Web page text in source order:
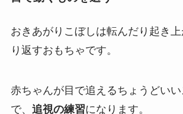
おきあがりこぼしは転んだり起き
り返すおもちゃです。
赤ちゃんが目で追えるちょうどい
で、 追視の練習になります。